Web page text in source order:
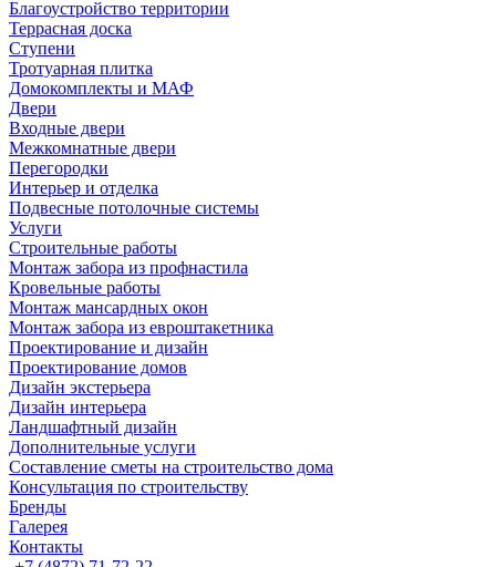
Благоустройство территории
Террасная доска
Ступени
Тротуарная плитка
Домокомплекты и МАФ
Двери
Входные двери
Межкомнатные двери
Перегородки
Интерьер и отделка
Подвесные потолочные системы
Услуги
Строительные работы
Монтаж забора из профнастила
Кровельные работы
Монтаж мансардных окон
Монтаж забора из евроштакетника
Проектирование и дизайн
Проектирование домов
Дизайн экстерьера
Дизайн интерьера
Ландшафтный дизайн
Дополнительные услуги
Составление сметы на строительство дома
Консультация по строительству
Бренды
Галерея
Контакты